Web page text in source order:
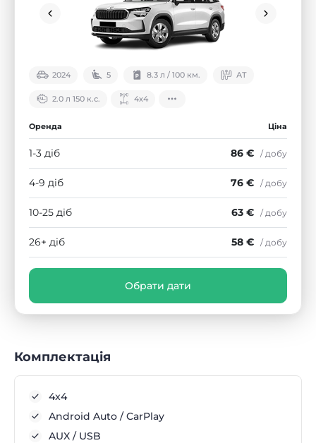
2024 5 8.3 л / 100 км. АТ
2.0 л 150 к.с. 4х4
Оренда Ціна
1-3 діб 86 € / добу
4-9 діб 76 € / добу
10-25 діб 63 € / добу
26+ діб 58 € / добу
Обрати дати
Комплектація
4x4
Android Auto / CarPlay
AUX / USB